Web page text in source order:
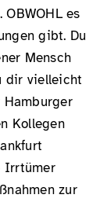
es
gibt. Du
Mensch
dir vielleicht
Hamburger
Kollegen
Irrtümer
zur